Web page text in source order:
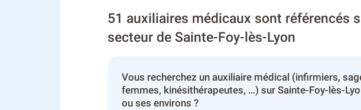
51 auxiliaires médicaux sont référencés
secteur de Sainte-Foy-lès-Lyon
Vous recherchez un auxiliaire médical (infirmiers,
femmes, kinésithérapeutes, …) sur Sainte-Foy-lès-
ou ses environs ?